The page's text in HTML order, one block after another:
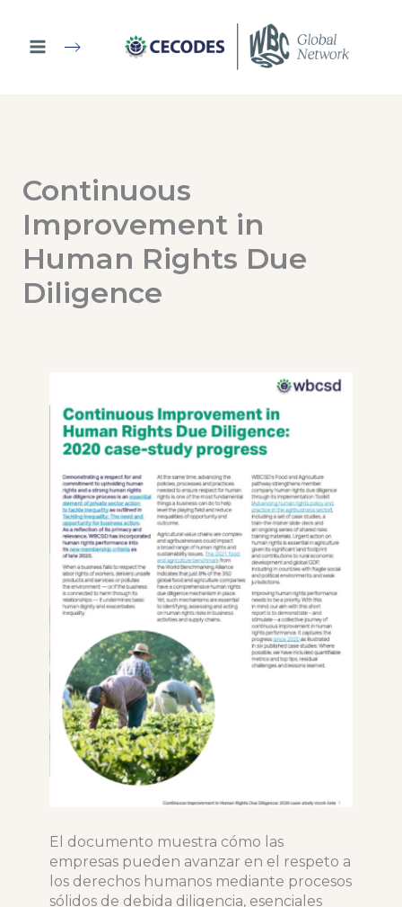
contenido
Continuous
Improvement in
Human Rights Due
Diligence
El documento muestra cómo las
empresas pueden avanzar en el respeto a
los derechos humanos mediante procesos
sólidos de debida diligencia, esenciales